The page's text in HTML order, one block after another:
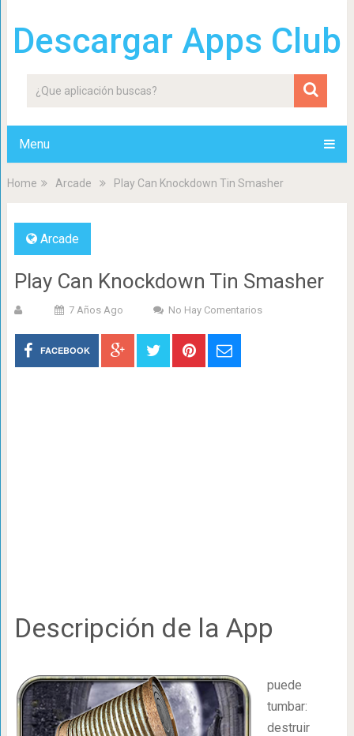
Descargar Apps Club
Menu
Home Arcade Play Can Knockdown Tin Smasher
Arcade
Play Can Knockdown Tin Smasher
7 Años Ago No Hay Comentarios
FACEBOOK
Descripción de la App
puede
tumbar:
destruir